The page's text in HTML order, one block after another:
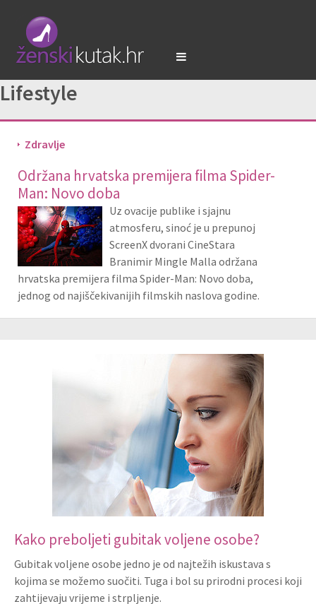
Lifestyle
Zdravlje
Održana hrvatska premijera filma Spider-
Man: Novo doba
Uz ovacije publike i sjajnu
atmosferu, sinoć je u prepunoj
ScreenX dvorani CineStara
Branimir Mingle Malla održana
hrvatska premijera filma Spider-Man: Novo doba,
jednog od najiščekivanijih filmskih naslova godine.
Kako preboljeti gubitak voljene osobe?
Gubitak voljene osobe jedno je od najtežih iskustava s
kojima se možemo suočiti. Tuga i bol su prirodni procesi koji
zahtijevaju vrijeme i strpljenje.